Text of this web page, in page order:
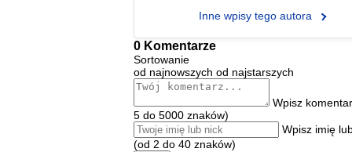
Inne wpisy tego autora
0 Komentarze
Sortowanie
od najnowszych od najstarszych
Wpisz
5 do 5000 znaków)
Wpisz imię
(od 2 do 40 znaków)